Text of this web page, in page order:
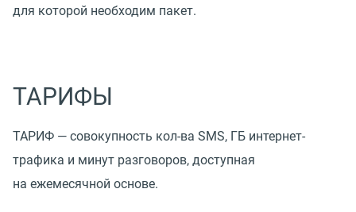
для которой необходим пакет.
ТАРИФЫ
ТАРИФ — совокупность кол-ва SMS, ГБ интернет-
трафика и минут разговоров, доступная
на ежемесячной основе.